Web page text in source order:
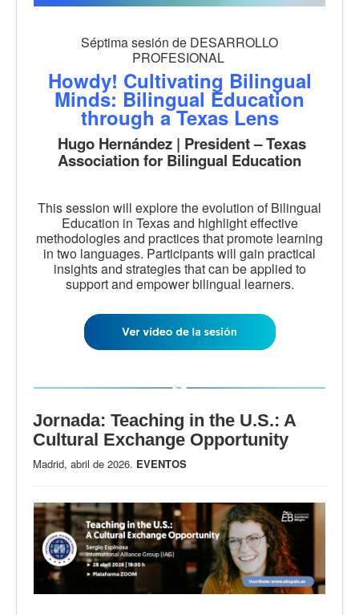
Séptima sesión de DESARROLLO
PROFESIONAL
Howdy! Cultivating Bilingual
Minds: Bilingual Education
through a Texas Lens
Hugo Hernández | President – Texas
Association for Bilingual Education
This session will explore the evolution of Bilingual
Education in Texas and highlight effective
methodologies and practices that promote learning
in two languages. Participants will gain practical
insights and strategies that can be applied to
support and empower bilingual learners.
Jornada: Teaching in the U.S.: A
Cultural Exchange Opportunity
Madrid, abril de 2026. EVENTOS